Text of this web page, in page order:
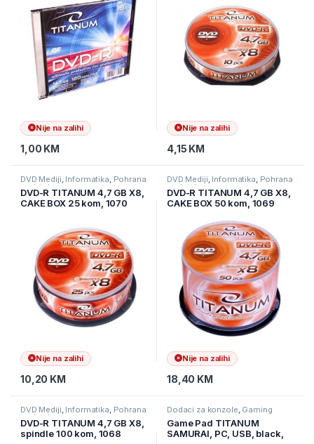
Nije na zalihi
1,00 KM
Nije na zalihi
4,15 KM
DVD Mediji, Informatika, Pohrana
podataka
DVD-R TITANUM 4,7 GB X8,
CAKE BOX 25 kom, 1070
Nije na zalihi
10,20 KM
DVD Mediji, Informatika, Pohrana
podataka
DVD-R TITANUM 4,7 GB X8,
CAKE BOX 50 kom, 1069
Nije na zalihi
18,40 KM
DVD Mediji, Informatika, Pohrana
podataka
DVD-R TITANUM 4,7 GB X8,
spindle 100 kom, 1068
Dodaci za konzole, Gaming
Game Pad TITANUM
SAMURAI, PC, USB, black,